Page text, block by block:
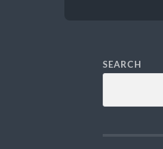
SEARCH